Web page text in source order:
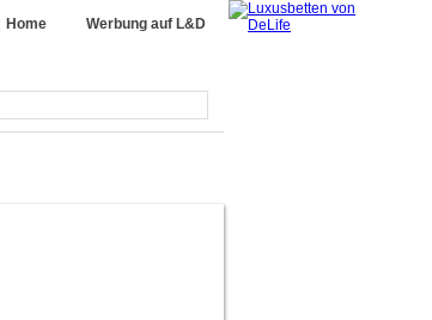
Home Werbung auf L&D